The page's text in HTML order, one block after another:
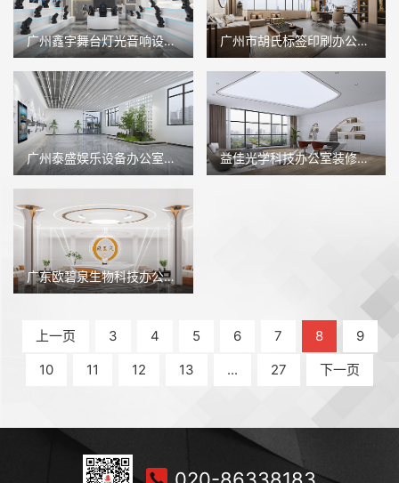
广州鑫宇舞台灯光音响设备办公装修设计 广州市胡氏标签印刷办公室装修设计
广州泰盛娱乐设备办公室装修设计 益佳光学科技办公室装修设计
广东欧碧泉生物科技办公室装修设计
上一页 3 4 5 6 7 8
9
10
11 12 13 ... 27 下一页